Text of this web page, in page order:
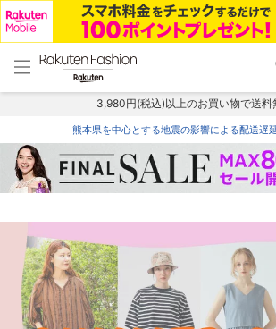
menu home
トップ
3,980円(税込)以上のお買い物で送料
熊本県を中心とする地震の影響による配送遅